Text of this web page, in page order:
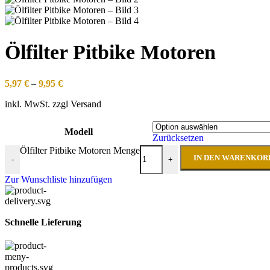
Ölfilter Pitbike Motoren
5,97 € – 9,95 €
inkl. MwSt. zzgl Versand
Modell
Zurücksetzen
-
Ölfilter Pitbike Motoren Menge
+ IN DEN
Zur Wunschliste hinzufügen
Schnelle Lieferung